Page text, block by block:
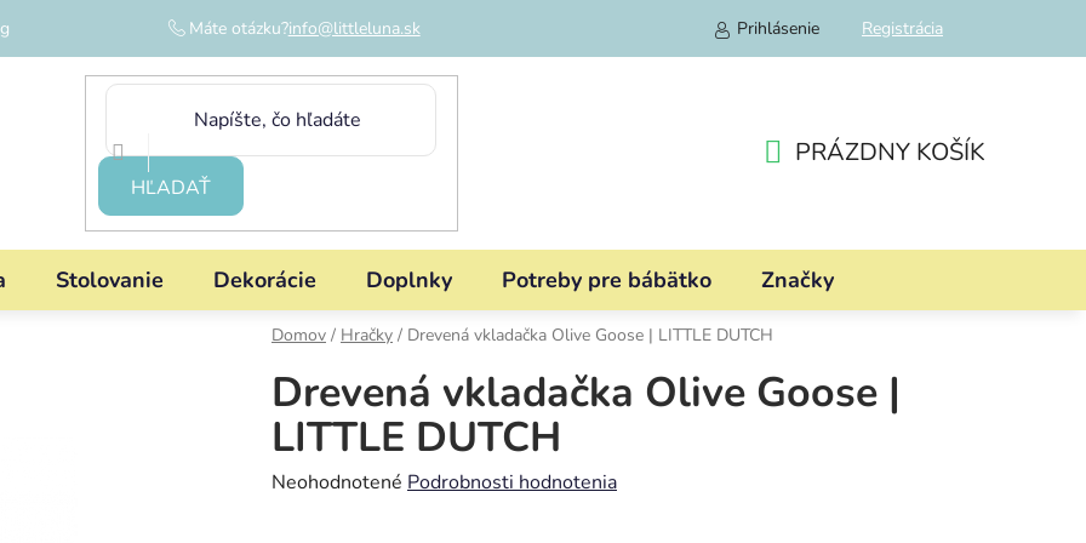
Máte otázku?info@littleluna.sk Prihlásenie Registrácia
HĽADAŤ
KOŠÍK
PRÁZDNY KOŠÍK
Stolovanie Dekorácie Doplnky Potreby pre bábätko Značky
Domov / Hračky / Drevená vkladačka Olive Goose | LITTLE DUTCH
Drevená vkladačka Olive Goose |
LITTLE DUTCH
Priemerné
Neohodnotené Podrobnosti hodnotenia